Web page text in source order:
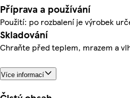
Příprava a používání
Použití: po rozbalení je výrobek
Skladování
Chraňte před teplem, mrazem a
Více informací